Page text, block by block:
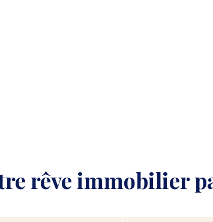
rêve immobilier